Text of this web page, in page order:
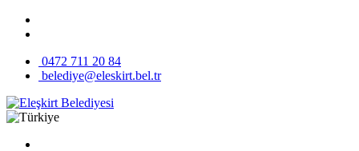
0472 711 20 84
belediye@eleskirt.bel.tr